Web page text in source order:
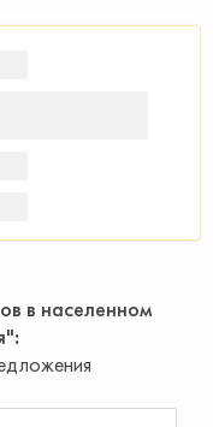
в населенном